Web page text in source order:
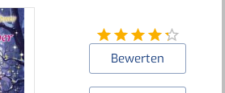
Bewerten